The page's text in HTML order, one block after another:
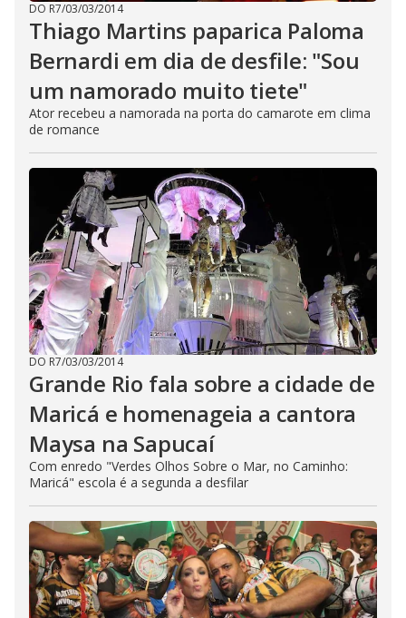
DO R7/03/03/2014
Thiago Martins paparica Paloma
Bernardi em dia de desfile: "Sou
um namorado muito tiete"
Ator recebeu a namorada na porta do camarote em clima
de romance
DO R7/03/03/2014
Grande Rio fala sobre a cidade de
Maricá e homenageia a cantora
Maysa na Sapucaí
Com enredo "Verdes Olhos Sobre o Mar, no Caminho:
Maricá" escola é a segunda a desfilar